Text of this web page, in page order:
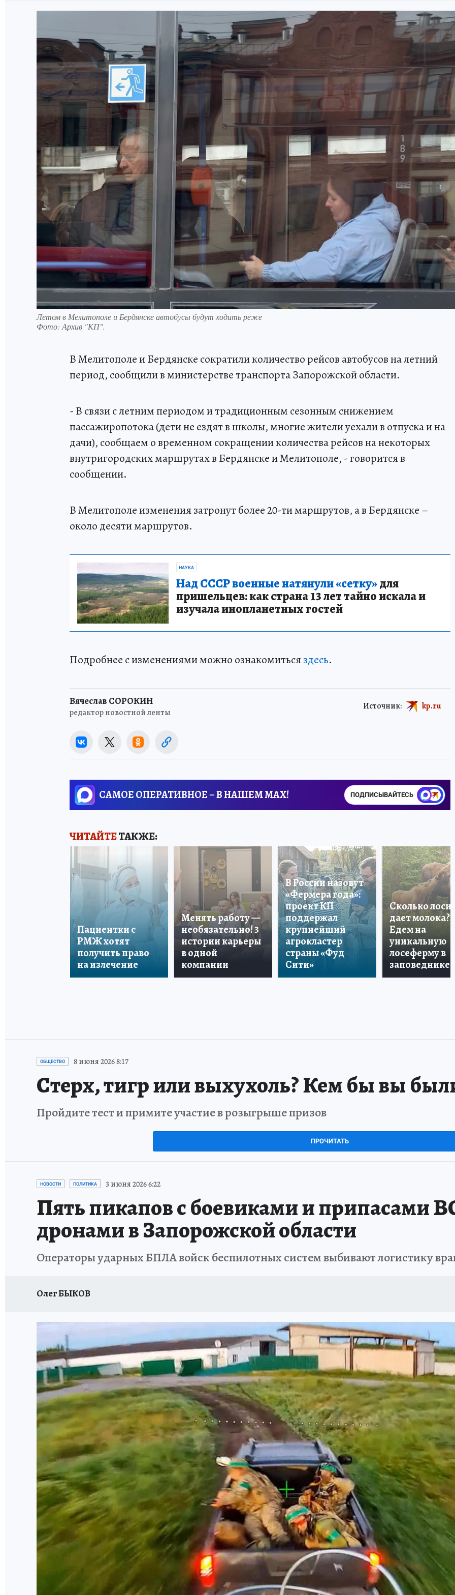
Летом в Мелитополе и Бердянске автобусы будут ходить реже
Фото: Архив "КП".
В Мелитополе и Бердянске сократили количество рейсов автобусов на летний
период, сообщили в министерстве транспорта Запорожской области.
- В связи с летним периодом и традиционным сезонным снижением
пассажиропотока (дети не ездят в школы, многие жители уехали в отпуска и на
дачи), сообщаем о временном сокращении количества рейсов на некоторых
внутригородских маршрутах в Бердянске и Мелитополе, - говорится в
сообщении.
В Мелитополе изменения затронут более 20-ти маршрутов, а в Бердянске –
около десяти маршрутов.
НАУКА
Над СССР военные натянули «сетку»для
пришельцев: как страна 13 лет тайно искала и
изучала инопланетных гостей
Подробнее с изменениями можно ознакомитьсяздесь.
Вячеслав СОРОКИН
редактор новостной ленты
Источник: kp.ru
САМОЕ ОПЕРАТИВНОЕ – В НАШЕМ MAX! ПОДПИСЫВАЙТЕСЬ
ЧИТАЙТЕТАКЖЕ:
Пациентки с
РМЖ хотят
получить право
на излечение
Менять работу —
необязательно! 3
истории карьеры
в одной
компании
В России назовут
«Фермера года»:
проект КП
поддержал
крупнейший
агрокластер
страны «Фуд
Сити»
Сколько
дает молока?
Едем на
уникальную
лосеферму в
заповеднике!
ОБЩЕСТВО 8 июня 2026 8:17
Стерх, тигр или выхухоль? Кем бы вы
Пройдите тест и примите участие в розыгрыше призов
ПРОЧИТАТЬ
НОВОСТИ ПОЛИТИКА 3 июня 2026 6:22
Пять пикапов с боевиками и припасами
дронами в Запорожской области
Операторы ударных БПЛА войск беспилотных систем выбивают логистику
Олег БЫКОВ